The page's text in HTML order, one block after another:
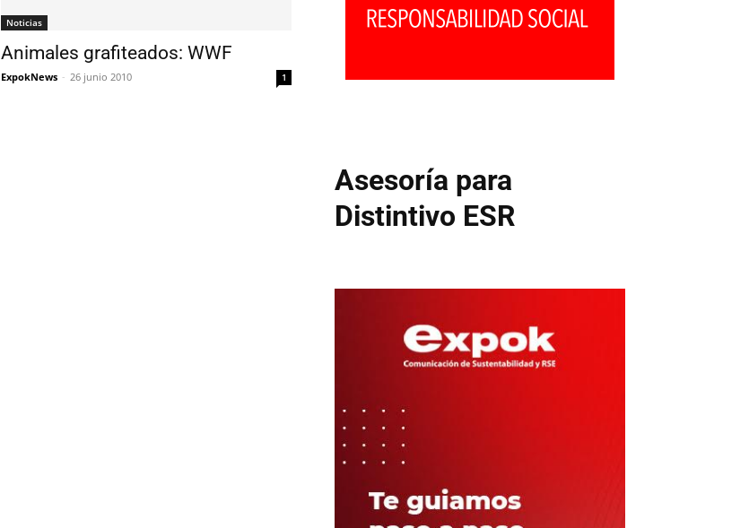
Noticias
Animales grafiteados: WWF
ExpokNews - 26 junio 2010 1
Asesoría para
Distintivo ESR